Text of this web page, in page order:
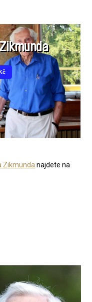
Zikmunda najdete na